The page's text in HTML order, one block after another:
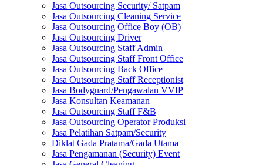
Jasa Outsourcing Security/ Satpam
Jasa Outsourcing Cleaning Service
Jasa Outsourcing Office Boy (OB)
Jasa Outsourcing Driver
Jasa Outsourcing Staff Admin
Jasa Outsourcing Staff Front Office
Jasa Outsourcing Back Office
Jasa Outsourcing Staff Receptionist
Jasa Bodyguard/Pengawalan VVIP
Jasa Konsultan Keamanan
Jasa Outsourcing Staff F&B
Jasa Outsourcing Operator Produksi
Jasa Pelatihan Satpam/Security
Diklat Gada Pratama/Gada Utama
Jasa Pengamanan (Security) Event